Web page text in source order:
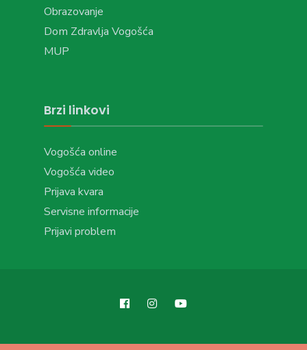
Obrazovanje
Dom Zdravlja Vogošća
MUP
Brzi linkovi
Vogošća online
Vogošća video
Prijava kvara
Servisne informacije
Prijavi problem